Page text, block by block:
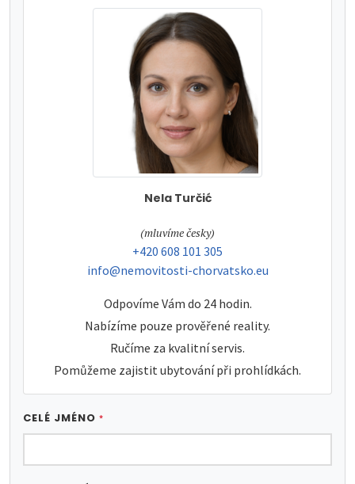
Nela Turčić
tel:
(mluvíme česky)
tel:
+420 608 101 305
e-mail:
info@nemovitosti-chorvatsko.eu
Odpovíme Vám do 24 hodin.
Nabízíme pouze prověřené reality.
Ručíme za kvalitní servis.
Pomůžeme zajistit ubytování při prohlídkách.
CELÉ JMÉNO *